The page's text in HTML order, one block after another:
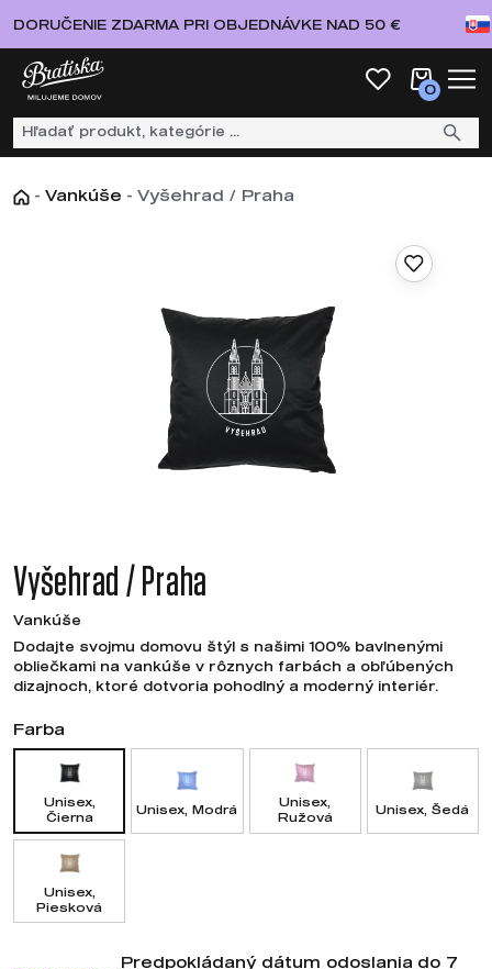
DORUČENIE ZDARMA PRI OBJEDNÁVKE NAD 50 €
0
- Vankúše - Vyšehrad / Praha
Vyšehrad / Praha
Vankúše
Dodajte svojmu domovu štýl s našimi 100% bavlnenými
obliečkami na vankúše v rôznych farbách a obľúbených
dizajnoch, ktoré dotvoria pohodlný a moderný interiér.
Farba
Unisex,
Čierna
Unisex, Modrá
Unisex,
Ružová
Unisex, Šedá
Unisex,
Piesková
Predpokládaný dátum odoslania do 7